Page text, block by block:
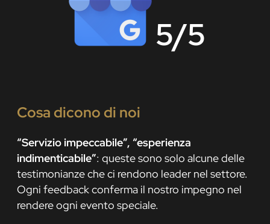
5/5
Cosa dicono di noi
“Servizio impeccabile”, “esperienza
indimenticabile”: queste sono solo alcune delle
testimonianze che ci rendono leader nel settore.
Ogni feedback conferma il nostro impegno nel
rendere ogni evento speciale.